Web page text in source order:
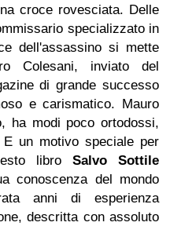
croce rovesciata. Delle
specializzato in
dell'assassino si mette
Colesani, inviato del
di grande successo
e carismatico. Mauro
ha modi poco ortodossi,
un motivo speciale per
libro Salvo Sottile
conoscenza del mondo
anni di esperienza
descritta con assoluto